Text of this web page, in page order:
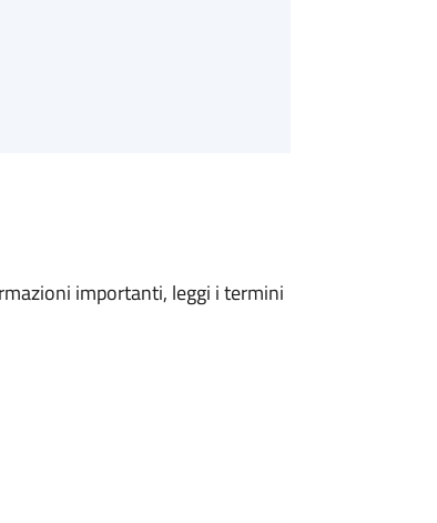
importanti, leggi i termini